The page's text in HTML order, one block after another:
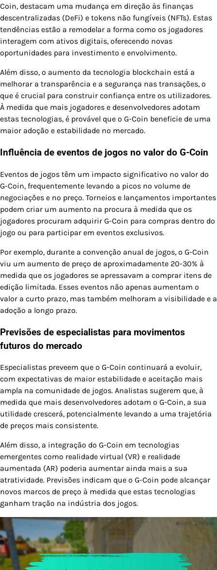
Coin, destacam uma mudança em direção às finanças
descentralizadas (DeFi) e tokens não fungíveis (NFTs). Estas
tendências estão a remodelar a forma como os jogadores
interagem com ativos digitais, oferecendo novas
oportunidades para investimento e envolvimento.
Além disso, o aumento da tecnologia blockchain está a
melhorar a transparência e a segurança nas transações, o
que é crucial para construir confiança entre os utilizadores.
À medida que mais jogadores e desenvolvedores adotam
estas tecnologias, é provável que o G-Coin beneficie de uma
maior adoção e estabilidade no mercado.
Influência de eventos de jogos no valor do G-Coin
Eventos de jogos têm um impacto significativo no valor do
G-Coin, frequentemente levando a picos no volume de
negociações e no preço. Torneios e lançamentos importantes
podem criar um aumento na procura à medida que os
jogadores procuram adquirir G-Coin para compras dentro do
jogo ou para participar em eventos exclusivos.
Por exemplo, durante a convenção anual de jogos, o G-Coin
viu um aumento de preço de aproximadamente 20-30% à
medida que os jogadores se apressavam a comprar itens de
edição limitada. Esses eventos não apenas aumentam o
valor a curto prazo, mas também melhoram a visibilidade e a
adoção a longo prazo.
Previsões de especialistas para movimentos
futuros do mercado
Especialistas preveem que o G-Coin continuará a evoluir,
com expectativas de maior estabilidade e aceitação mais
ampla na comunidade de jogos. Analistas sugerem que, à
medida que mais desenvolvedores adotam o G-Coin, a sua
utilidade crescerá, potencialmente levando a uma trajetória
de preços mais consistente.
Além disso, a integração do G-Coin em tecnologias
emergentes como realidade virtual (VR) e realidade
aumentada (AR) poderia aumentar ainda mais a sua
atratividade. Previsões indicam que o G-Coin pode alcançar
novos marcos de preço à medida que estas tecnologias
ganham tração na indústria dos jogos.